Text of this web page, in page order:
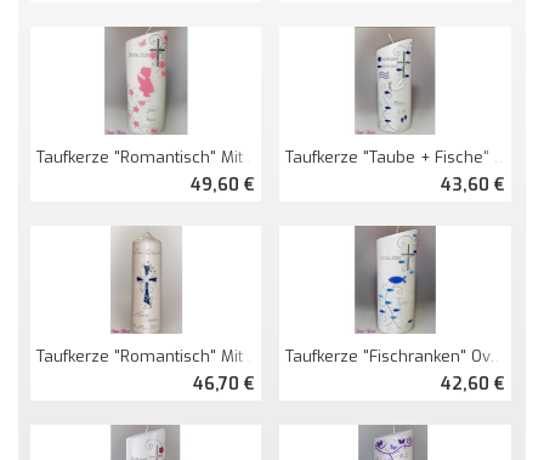
Taufkerze "romantisch" Mit Engel Perlmutt Oval Abg.
49,60 €
Taufkerze "Taube + Fische" Oval Abg. Perlmutt
43,60 €
Taufkerze "romantisch" Mit Kreuz Und Spruch Perlmutt
46,70 €
Taufkerze "Fischranken" Oval Abg. Perlmutt
42,60 €